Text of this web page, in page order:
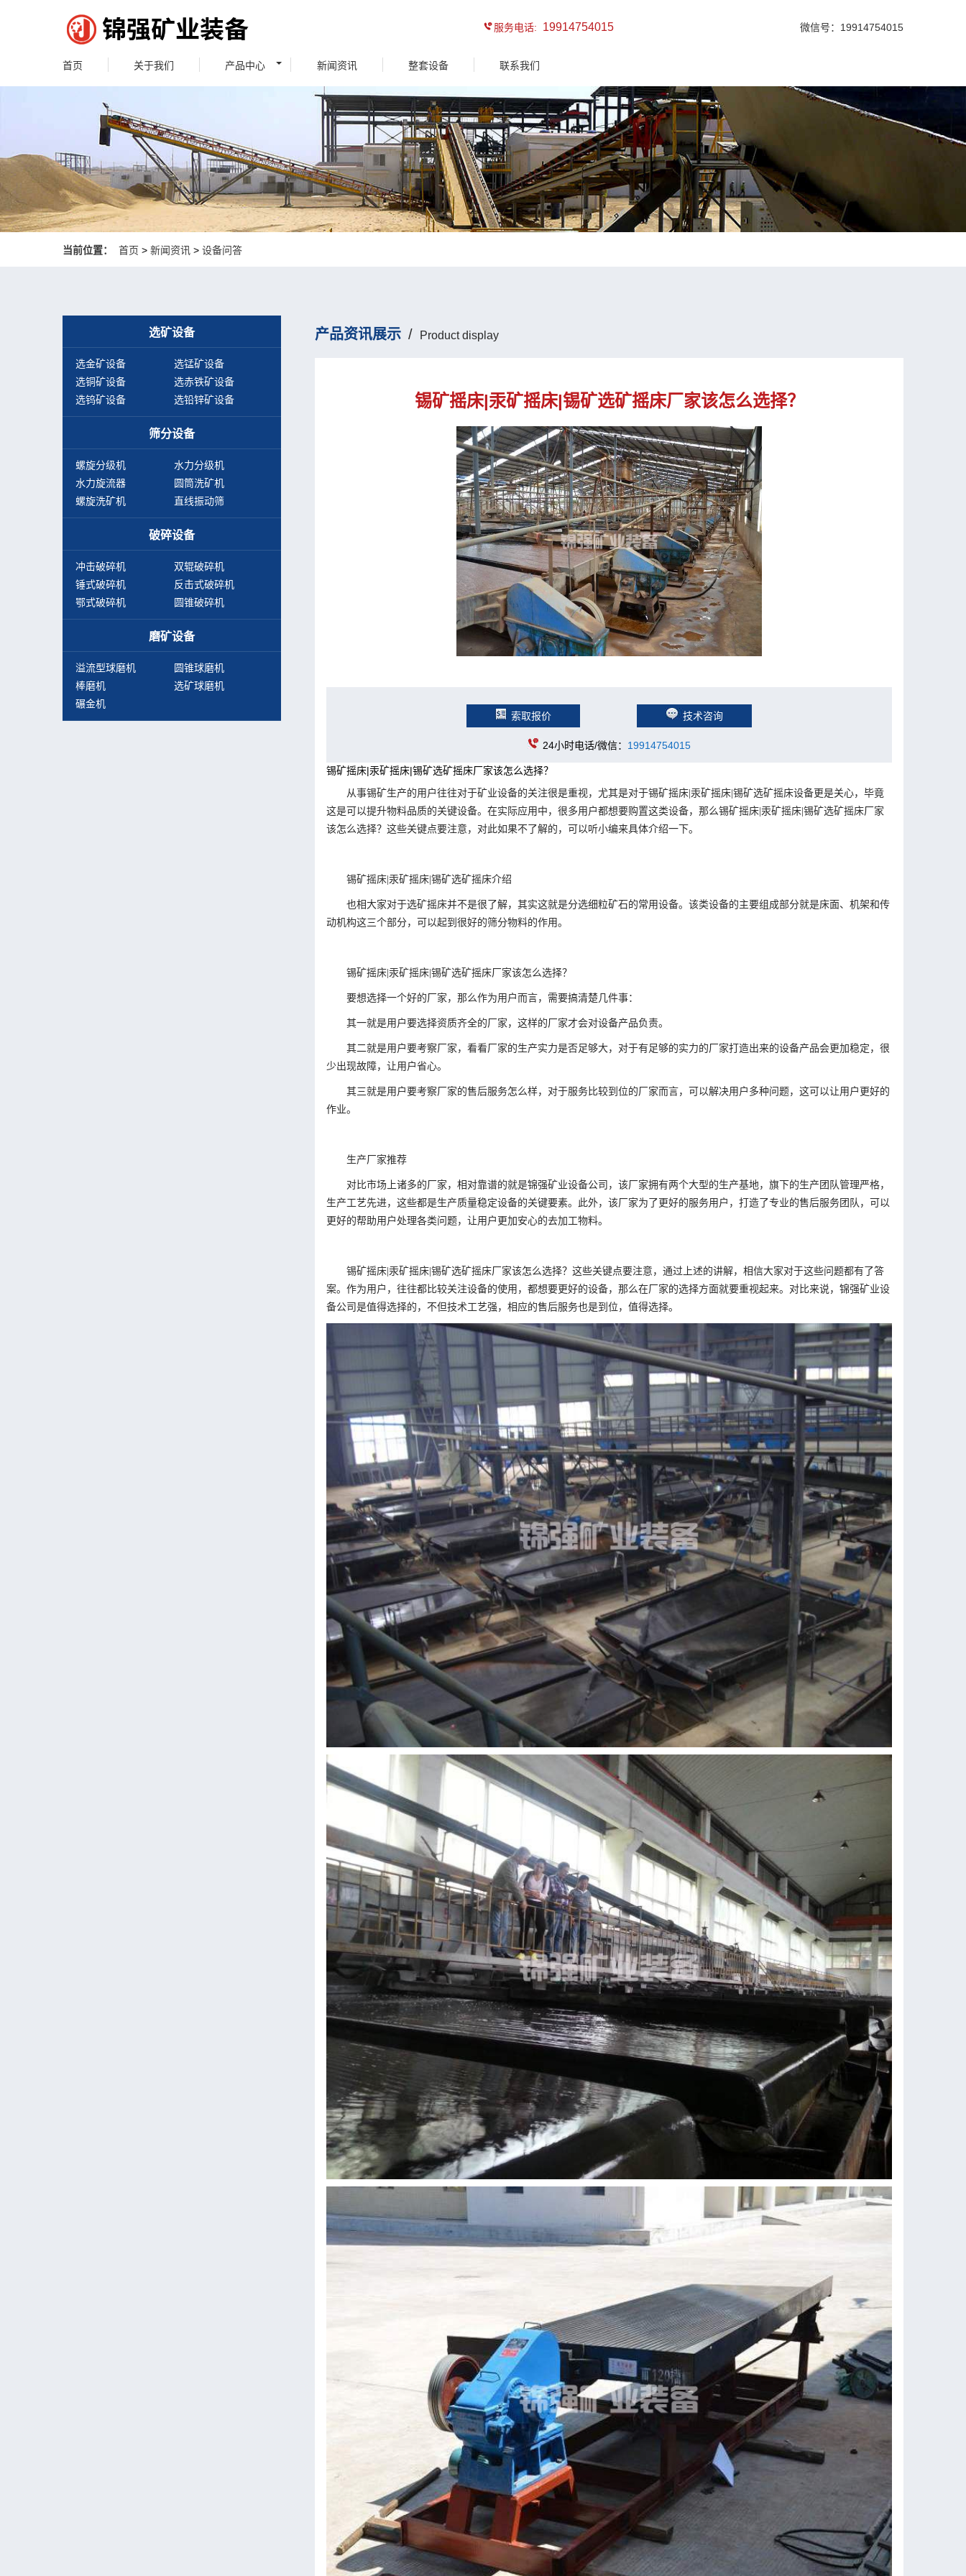
服务电话: 19914754015 微信号：19914754015
首页 关于我们 产品中心 新闻资讯 整套设备 联系我们
当前位置： 首页 >新闻资讯 >设备问答
产品资讯展示 / Product display
锡矿摇床|汞矿摇床|锡矿选矿摇床厂家该怎么选择？
索取报价 技术咨询
24小时电话/微信： 19914754015
锡矿摇床|汞矿摇床|锡矿选矿摇床厂家该怎么选择？
从事锡矿生产的用户往往对于矿业设备的关注很是重视，尤其是对于锡矿摇床|汞矿摇床|锡矿选矿摇床设备更是关心，毕竟
这是可以提升物料品质的关键设备。在实际应用中，很多用户都想要购置这类设备，那么锡矿摇床|汞矿摇床|锡矿选矿摇床厂家
该怎么选择？这些关键点要注意，对此如果不了解的，可以听小编来具体介绍一下。
锡矿摇床|汞矿摇床|锡矿选矿摇床介绍
也相大家对于选矿摇床并不是很了解，其实这就是分选细粒矿石的常用设备。该类设备的主要组成部分就是床面、机架和传
动机构这三个部分，可以起到很好的筛分物料的作用。
锡矿摇床|汞矿摇床|锡矿选矿摇床厂家该怎么选择？
要想选择一个好的厂家，那么作为用户而言，需要搞清楚几件事：
其一就是用户要选择资质齐全的厂家，这样的厂家才会对设备产品负责。
其二就是用户要考察厂家，看看厂家的生产实力是否足够大，对于有足够的实力的厂家打造出来的设备产品会更加稳定，很
少出现故障，让用户省心。
其三就是用户要考察厂家的售后服务怎么样，对于服务比较到位的厂家而言，可以解决用户多种问题，这可以让用户更好的
作业。
生产厂家推荐
对比市场上诸多的厂家，相对靠谱的就是锦强矿业设备公司，该厂家拥有两个大型的生产基地，旗下的生产团队管理严格，
生产工艺先进，这些都是生产质量稳定设备的关键要素。此外，该厂家为了更好的服务用户，打造了专业的售后服务团队，可以
更好的帮助用户处理各类问题，让用户更加安心的去加工物料。
锡矿摇床|汞矿摇床|锡矿选矿摇床厂家该怎么选择？这些关键点要注意，通过上述的讲解，相信大家对于这些问题都有了答
案。作为用户，往往都比较关注设备的使用，都想要更好的设备，那么在厂家的选择方面就要重视起来。对比来说，锦强矿业设
备公司是值得选择的，不但技术工艺强，相应的售后服务也是到位，值得选择。
选矿设备
选金矿设备
选锰矿设备
选铜矿设备
选赤铁矿设备
选钨矿设备
选铅锌矿设备
筛分设备
螺旋分级机
水力分级机
水力旋流器
圆筒洗矿机
螺旋洗矿机
直线振动筛
破碎设备
冲击破碎机
双辊破碎机
锤式破碎机
反击式破碎机
鄂式破碎机
圆锥破碎机
磨矿设备
溢流型球磨机
圆锥球磨机
棒磨机
选矿球磨机
碾金机